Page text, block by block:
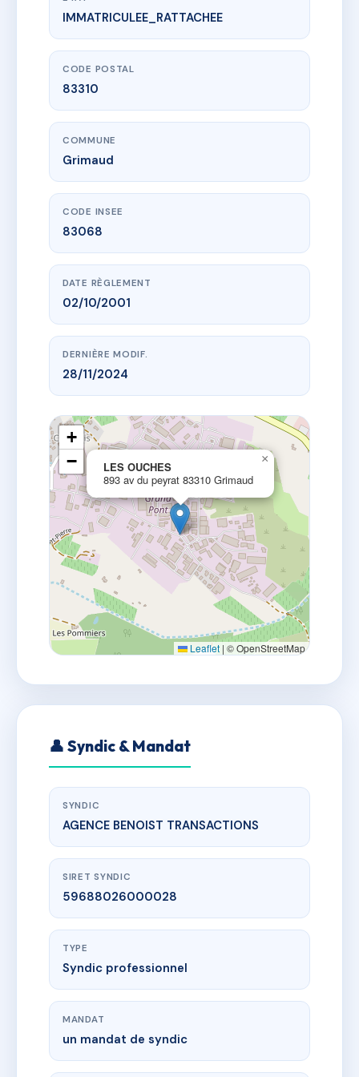
www.vme.plus/AA1236538
LES OUCHES
893 av du peyrat
IMMATRICULEE_RATTACHEE
CODE POSTAL
83310
COMMUNE
Grimaud
CODE INSEE
83068
DATE RÈGLEMENT
02/10/2001
DERNIÈRE MODIF.
28/11/2024
LES OUCHES
893 av du peyrat 83310 Grimaud
×
+
−
Leaflet | © OpenStreetMap
👤 Syndic & Mandat
SYNDIC
AGENCE BENOIST TRANSACTIONS
SIRET SYNDIC
59688026000028
TYPE
Syndic professionnel
MANDAT
un mandat de syndic